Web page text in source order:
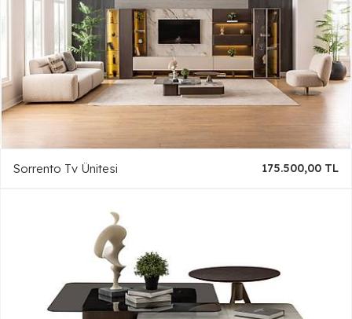
Sorrento Tv Ünitesi 175.500,00 TL